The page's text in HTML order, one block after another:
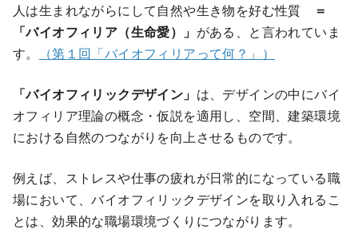
人は生まれながらにして自然や生き物を好む性質
＝
「バイオフィリア（生命愛）」 がある、と言われていま
す。
（第１回「バイオフィリアって何？」）
「バイオフィリックデザイン」 は、デザインの中にバイ
オフィリア理論の概念・仮説を適用し、空間、建築環境
における自然のつながりを向上させるものです。
例えば、ストレスや仕事の疲れが日常的になっている職
場において、バイオフィリックデザインを取り入れるこ
とは、効果的な職場環境づくりにつながります。